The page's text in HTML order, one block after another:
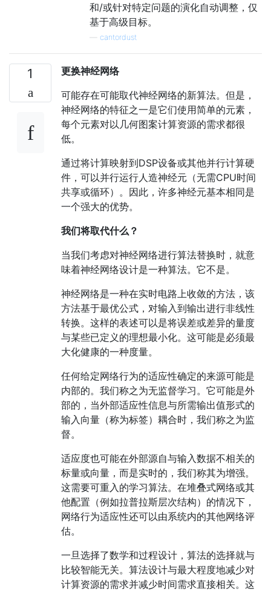
和/或针对特定问题的演化自动调整，仅
基于高级目标。
cantordust
1
更换神经网络
可能存在可能取代神经网络的新算法。但是，
神经网络的特征之一是它们使用简单的元素，
每个元素对以几何图案计算资源的需求都很
低。
通过将计算映射到DSP设备或其他并行计算硬
件，可以并行运行人造神经元（无需CPU时间
共享或循环）。因此，许多神经元基本相同是
一个强大的优势。
我们将取代什么？
当我们考虑对神经网络进行算法替换时，就意
味着神经网络设计是一种算法。它不是。
神经网络是一种在实时电路上收敛的方法，该
方法基于最优公式，对输入到输出进行非线性
转换。这样的表述可以是将误差或差异的量度
与某些已定义的理想最小化。这可能是必须最
大化健康的一种度量。
任何给定网络行为的适应性确定的来源可能是
内部的。我们称之为无监督学习。它可能是外
部的，当外部适应性信息与所需输出值形式的
输入向量（称为标签）耦合时，我们称之为监
督。
适应度也可能在外部源自与输入数据不相关的
标量或向量，而是实时的，我们称其为增强。
这需要可重入的学习算法。在堆叠式网络或其
他配置（例如拉普拉斯层次结构）的情况下，
网络行为适应性还可以由系统内的其他网络评
估。
一旦选择了数学和过程设计，算法的选择就与
比较智能无关。算法设计与最大程度地减少对
计算资源的需求并减少时间需求直接相关。这